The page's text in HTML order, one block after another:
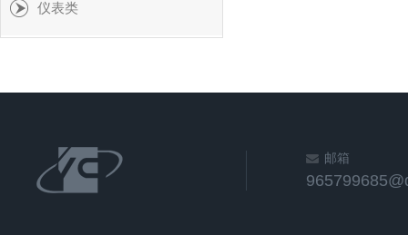
仪表类
邮箱